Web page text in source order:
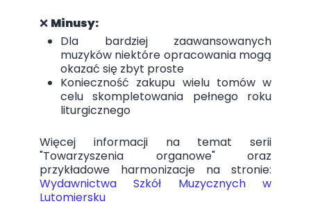
❌ Minusy:
Dla bardziej zaawansowanych
muzyków niektóre opracowania mogą
okazać się zbyt proste
Konieczność zakupu wielu tomów w
celu skompletowania pełnego roku
liturgicznego
Więcej informacji na temat serii
"Towarzyszenia organowe" oraz
przykładowe harmonizacje na stronie:
Wydawnictwa Szkół Muzycznych w
Lutomiersku